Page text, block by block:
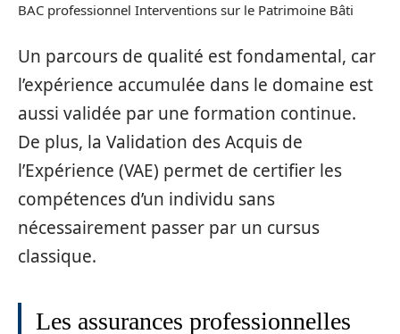
BAC professionnel Interventions sur le Patrimoine Bâti
Un parcours de qualité est fondamental, car
l’expérience accumulée dans le domaine est
aussi validée par une formation continue.
De plus, la Validation des Acquis de
l’Expérience (VAE) permet de certifier les
compétences d’un individu sans
nécessairement passer par un cursus
classique.
Les assurances professionnelles